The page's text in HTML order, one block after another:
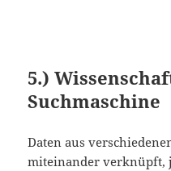
5.)
Suchmaschine
Daten aus
miteinander verknüpft,